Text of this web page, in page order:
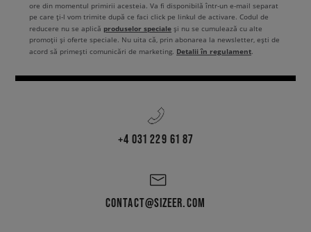
ore din momentul primirii acesteia. Va fi disponibilă într-un e-mail separat
pe care ți-l vom trimite după ce faci click pe linkul de activare. Codul de
reducere nu se aplică produselor speciale și nu se cumulează cu alte
promoții și oferte speciale. Nu uita că, prin abonarea la newsletter, ești de
acord să primești comunicări de marketing. Detalii în regulament.
+4 031 229 61 87
CONTACT@SIZEER.COM